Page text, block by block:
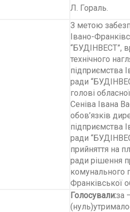
Л. Гораль.
З метою
Івано-
“БУДІНВЕСТ”,
технічного
підприємства
ради
голові
Сеніва Івана
обов’язків
підприємства
ради
прийняття на
ради рішення
комунального
Франківської
Голосували:за